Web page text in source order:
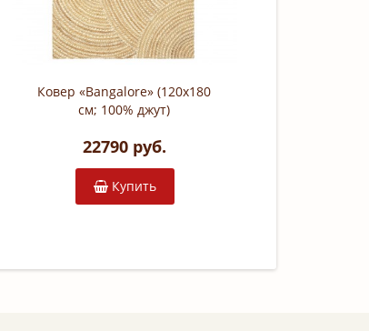
Ковер «Bangalore» (120х180
см; 100% джут)
22790 руб.
Купить